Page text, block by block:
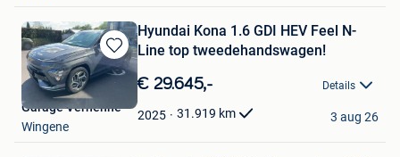
Bewaren
in
Favorieten
Hyundai Kona 1.6 GDI HEV Feel N-
Line top tweedehandswagen!
€ 29.645,- Details
2025 31.919 km
Garage Verhenne
Wingene
3 aug 26